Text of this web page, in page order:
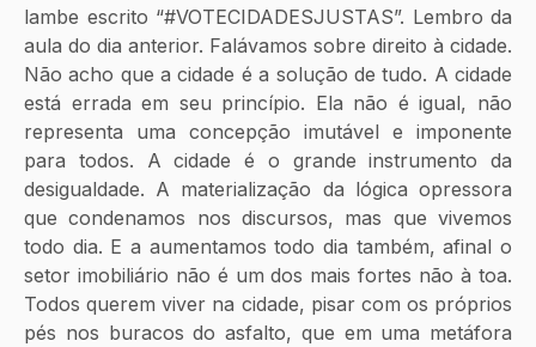
lambe escrito “#VOTECIDADESJUSTAS”. Lembro da
aula do dia anterior. Falávamos sobre direito à cidade.
Não acho que a cidade é a solução de tudo. A cidade
está errada em seu princípio. Ela não é igual, não
representa uma concepção imutável e imponente
para todos. A cidade é o grande instrumento da
desigualdade. A materialização da lógica opressora
que condenamos nos discursos, mas que vivemos
todo dia. E a aumentamos todo dia também, afinal o
setor imobiliário não é um dos mais fortes não à toa.
Todos querem viver na cidade, pisar com os próprios
pés nos buracos do asfalto, que em uma metáfora